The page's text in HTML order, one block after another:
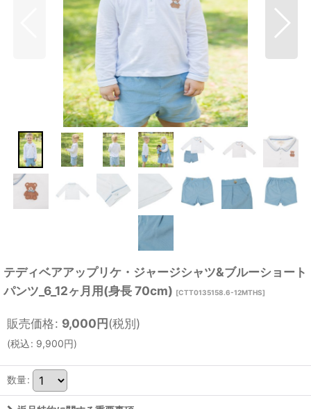
テディベアアップリケ・ジャージシャツ&ブルーショート
パンツ_6_12ヶ月用(身長 70cm) [CTT0135158.6-12MTHS]
販売価格: 9,000円(税別)
(税込: 9,900円)
数量: